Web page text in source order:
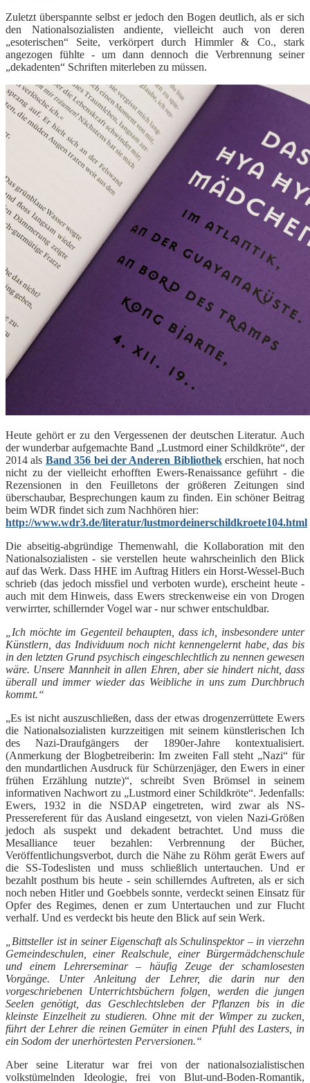
Zuletzt überspannte selbst er jedoch den Bogen deutlich, als er sich
den Nationalsozialisten andiente, vielleicht auch von deren
„esoterischen“ Seite, verkörpert durch Himmler & Co., stark
angezogen fühlte - um dann dennoch die Verbrennung seiner
„dekadenten“ Schriften miterleben zu müssen.
Heute gehört er zu den Vergessenen der deutschen Literatur. Auch
der wunderbar aufgemachte Band „Lustmord einer Schildkröte“, der
2014 als Band 356 bei der Anderen Bibliothekerschien, hat noch
nicht zu der vielleicht erhofften Ewers-Renaissance geführt - die
Rezensionen in den Feuilletons der größeren Zeitungen sind
überschaubar, Besprechungen kaum zu finden. Ein schöner Beitrag
beim WDR findet sich zum Nachhören hier:
http://www.wdr3.de/literatur/lustmordeinerschildkroete104.html
Die abseitig-abgründige Themenwahl, die Kollaboration mit den
Nationalsozialisten - sie verstellen heute wahrscheinlich den Blick
auf das Werk. Dass HHE im Auftrag Hitlers ein Horst-Wessel-Buch
schrieb (das jedoch missfiel und verboten wurde), erscheint heute -
auch mit dem Hinweis, dass Ewers streckenweise ein von Drogen
verwirrter, schillernder Vogel war - nur schwer entschuldbar.
„Ich möchte im Gegenteil behaupten, dass ich, insbesondere unter
Künstlern, das Individuum noch nicht kennengelernt habe, das bis
in den letzten Grund psychisch eingeschlechtlich zu nennen gewesen
wäre. Unsere Mannheit in allen Ehren, aber sie hindert nicht, dass
überall und immer wieder das Weibliche in uns zum Durchbruch
kommt.“
„Es ist nicht auszuschließen, dass der etwas drogenzerrüttete Ewers
die Nationalsozialisten kurzzeitigen mit seinem künstlerischen Ich
des Nazi-Draufgängers der 1890er-Jahre kontextualisiert.
(Anmerkung der Blogbetreiberin: Im zweiten Fall steht „Nazi“ für
den mundartlichen Ausdruck für Schürzenjäger, den Ewers in einer
frühen Erzählung nutzte)“, schreibt Sven Brömsel in seinem
informativen Nachwort zu „Lustmord einer Schildkröte“. Jedenfalls:
Ewers, 1932 in die NSDAP eingetreten, wird zwar als NS-
Pressereferent für das Ausland eingesetzt, von vielen Nazi-Größen
jedoch als suspekt und dekadent betrachtet. Und muss die
Mesalliance teuer bezahlen: Verbrennung der Bücher,
Veröffentlichungsverbot, durch die Nähe zu Röhm gerät Ewers auf
die SS-Todeslisten und muss schließlich untertauchen. Und er
bezahlt posthum bis heute - sein schillerndes Auftreten, als er sich
noch neben Hitler und Goebbels sonnte, verdeckt seinen Einsatz für
Opfer des Regimes, denen er zum Untertauchen und zur Flucht
verhalf. Und es verdeckt bis heute den Blick auf sein Werk.
„Bittsteller ist in seiner Eigenschaft als Schulinspektor – in vierzehn
Gemeindeschulen, einer Realschule, einer Bürgermädchenschule
und einem Lehrerseminar – häufig Zeuge der schamlosesten
Vorgänge. Unter Anleitung der Lehrer, die darin nur den
vorgeschriebenen Unterrichtsbüchern folgen, werden die jungen
Seelen genötigt, das Geschlechtsleben der Pflanzen bis in die
kleinste Einzelheit zu studieren. Ohne mit der Wimper zu zucken,
führt der Lehrer die reinen Gemüter in einen Pfuhl des Lasters, in
ein Sodom der unerhörtesten Perversionen.“
Aber seine Literatur war frei von der nationalsozialistischen
volkstümelnden Ideologie, frei von Blut-und-Boden-Romantik,